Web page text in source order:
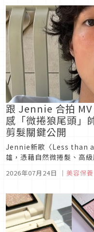
跟 Jennie 合拍
感「微捲狼尾頭」
剪髮關鍵公開
Jennie新歌〈Less than
雄，憑藉自然微捲髮、高
髮時必須告訴設計師的4個
2026年07月24日 ｜ 美容保養